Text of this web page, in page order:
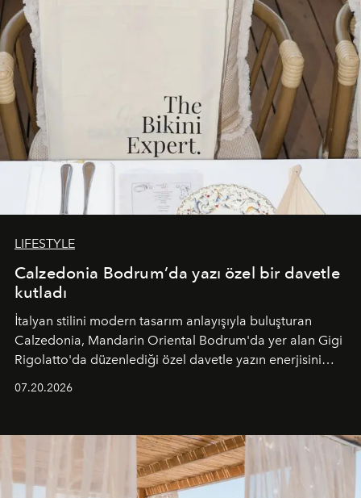
LIFESTYLE
Calzedonia Bodrum’da yazı özel bir davetle
kutladı
İtalyan stilini modern tasarım anlayışıyla buluşturan
Calzedonia, Mandarin Oriental Bodrum'da yer alan Gigi
Rigolatto'da düzenlediği özel davetle yazın enerjisini
07.20.2026